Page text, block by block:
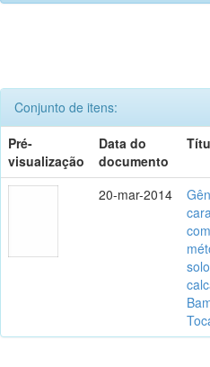
Conjunto de itens:
Pré-
visualização
Data do
documento
20-mar-2014